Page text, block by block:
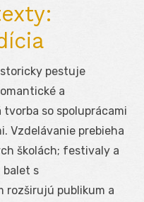
pestuje
a
so spoluprácami
Vzdelávanie prebieha
školách; festivaly a
balet s
rozširujú publikum a